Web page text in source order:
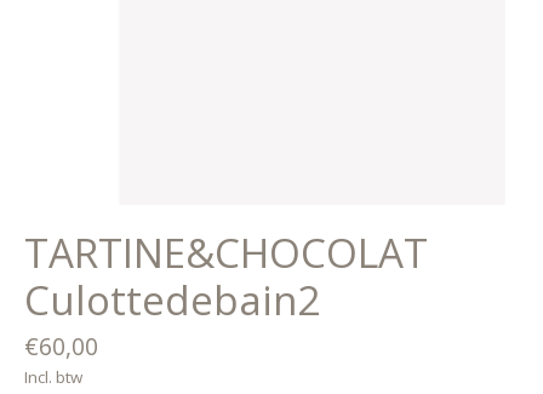
TARTINE&CHOCOLAT
Culottedebain2
€60,00
Incl. btw